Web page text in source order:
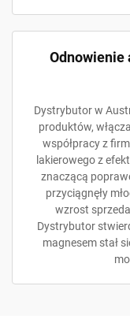
Dystrybutor w
produktów,
współpracy z
lakierowego z
znaczącą
przyciągnęły
wzrost
Dystrybutor
magnesem stał